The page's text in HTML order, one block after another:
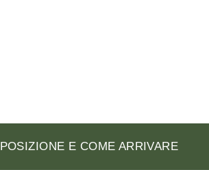
POSIZIONE E COME ARRIVARE